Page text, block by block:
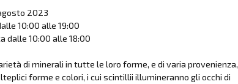
2023
10:00 alle 19:00
dalle 10:00 alle 18:00
di minerali in tutte le loro forme, e di varia provenienza,
forme e colori, i cui scintillii illumineranno gli occhi di